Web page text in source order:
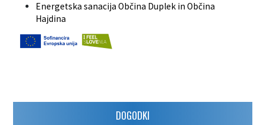
Energetska sanacija Občina Duplek in Občina
Hajdina
DOGODKI